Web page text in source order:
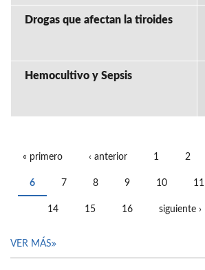
Drogas que afectan la tiroides
Hemocultivo y Sepsis
« primero ‹ anterior 1 2
6 7 8 9 10 11
14 15 16 siguiente ›
VER MÁS